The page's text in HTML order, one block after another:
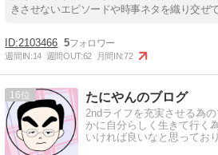
きさせないエピソードや時事ネタを織り交ぜ
2103466 5
週間IN:14 週間OUT:62 月間IN:72
16 たにやんのブログ
2ndライフを充実させる為
かに自分らしく生きて行く
いければ良いなと思っており